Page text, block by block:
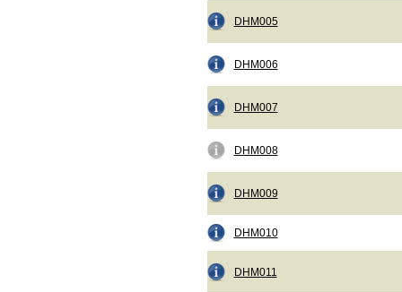
DHM005
DHM006
DHM007
DHM008
DHM009
DHM010
DHM011